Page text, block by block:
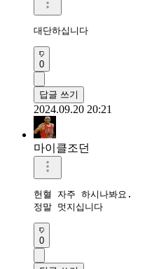
대단하십니다
0
답글 쓰기
2024.09.20 20:21
마이클조던
헌혈 자주 하시나봐요.
정말 멋지십니다
0